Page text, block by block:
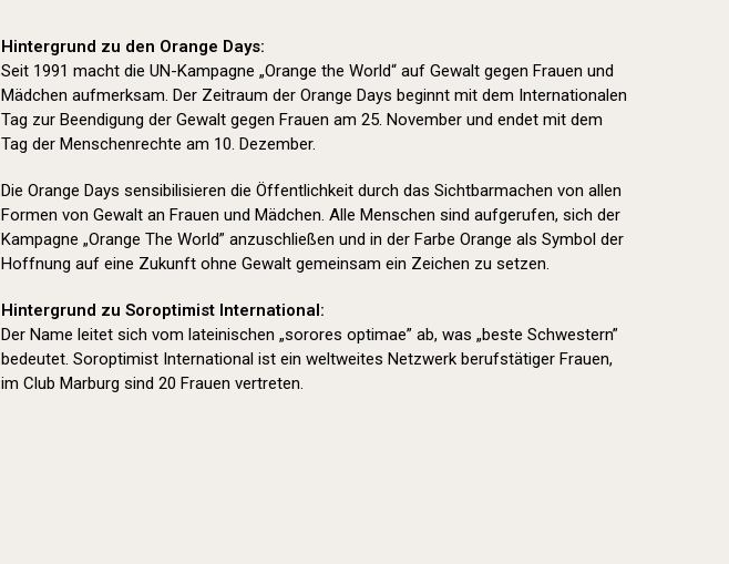
Hintergrund zu den Orange Days:
Seit 1991 macht die UN-Kampagne „Orange the World“ auf Gewalt gegen Frauen und
Mädchen aufmerksam. Der Zeitraum der Orange Days beginnt mit dem Internationalen
Tag zur Beendigung der Gewalt gegen Frauen am 25. November und endet mit dem
Tag der Menschenrechte am 10. Dezember.
Die Orange Days sensibilisieren die Öffentlichkeit durch das Sichtbarmachen von allen
Formen von Gewalt an Frauen und Mädchen. Alle Menschen sind aufgerufen, sich der
Kampagne „Orange The World” anzuschließen und in der Farbe Orange als Symbol der
Hoffnung auf eine Zukunft ohne Gewalt gemeinsam ein Zeichen zu setzen.
Hintergrund zu Soroptimist International:
Der Name leitet sich vom lateinischen „sorores optimae” ab, was „beste Schwestern”
bedeutet. Soroptimist International ist ein weltweites Netzwerk berufstätiger Frauen,
im Club Marburg sind 20 Frauen vertreten.